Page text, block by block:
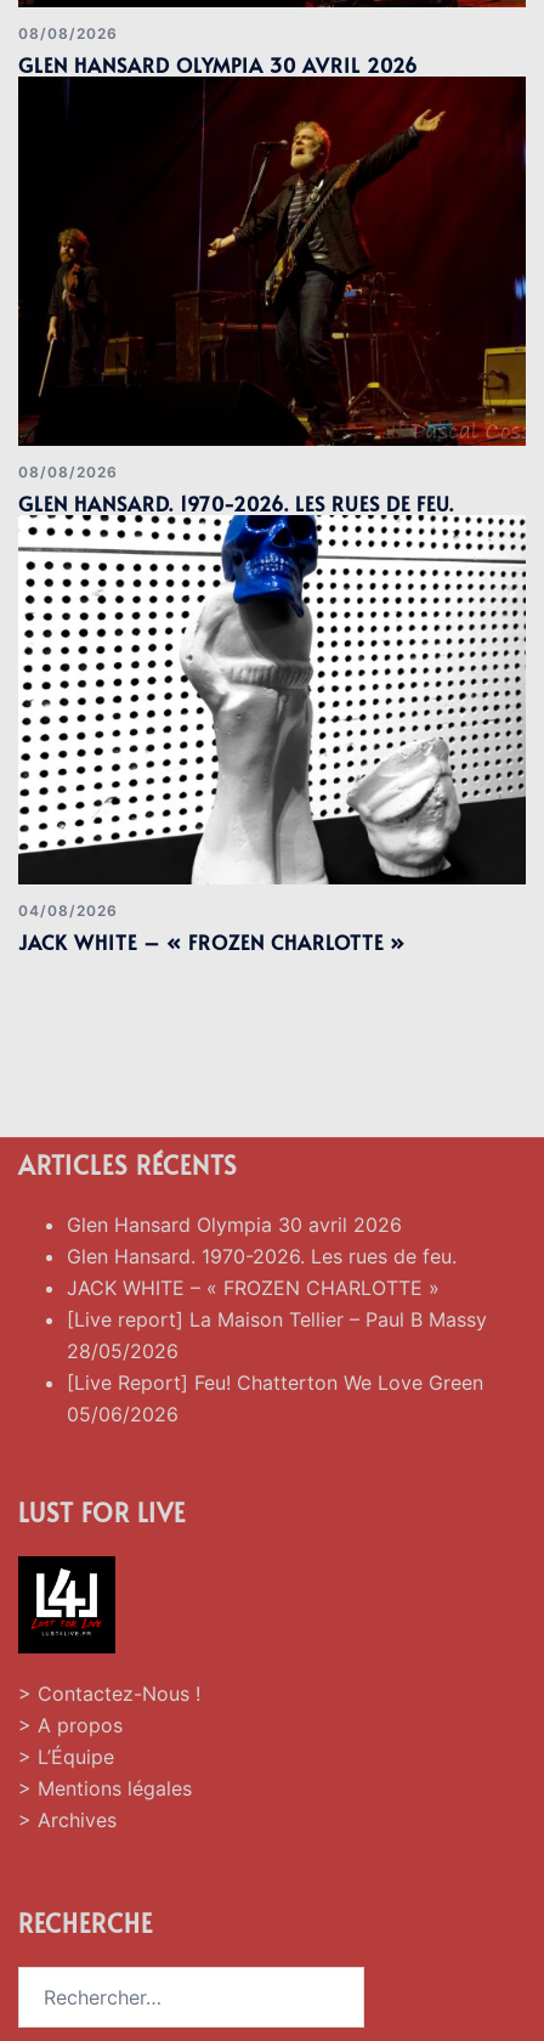
08/08/2026
GLEN HANSARD OLYMPIA 30 AVRIL 2026
08/08/2026
GLEN HANSARD. 1970-2026. LES RUES DE FEU.
04/08/2026
JACK WHITE – « FROZEN CHARLOTTE »
ARTICLES RÉCENTS
Glen Hansard Olympia 30 avril 2026
Glen Hansard. 1970-2026. Les rues de feu.
JACK WHITE – « FROZEN CHARLOTTE »
[Live report] La Maison Tellier – Paul B Massy
28/05/2026
[Live Report] Feu! Chatterton We Love Green
05/06/2026
LUST FOR LIVE
> Contactez-Nous !
> A propos
> L’Équipe
> Mentions légales
> Archives
RECHERCHE